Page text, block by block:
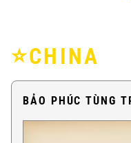
⭐️CHINA
BẢO PHÚC TÙNG